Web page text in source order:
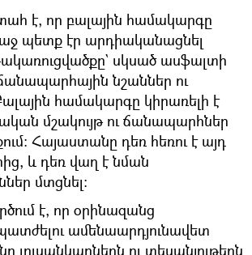
է, որ բալային համակարգը
պետք էր արդիականացնել
սկսած ասֆալտի
նշաններ ու
համակարգը կիրառելի է
մշակույթ ու ճանապարհներ
Հայաստանը դեռ հեռու է այդ
և դեռ վաղ է նման
մտցնել։
է, որ օրինազանց
ամենաարդյունավետ
լուսանկարներն ու տեսանյութերն